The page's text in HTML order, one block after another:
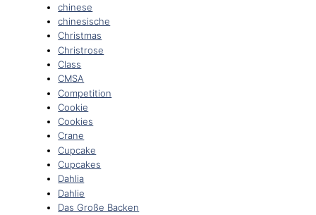
chinese
chinesische
Christmas
Christrose
Class
CMSA
Competition
Cookie
Cookies
Crane
Cupcake
Cupcakes
Dahlia
Dahlie
Das Große Backen